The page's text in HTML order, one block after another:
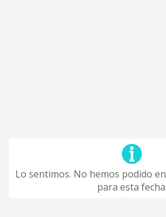
Lo sentimos. No hemos podido
para esta fecha.